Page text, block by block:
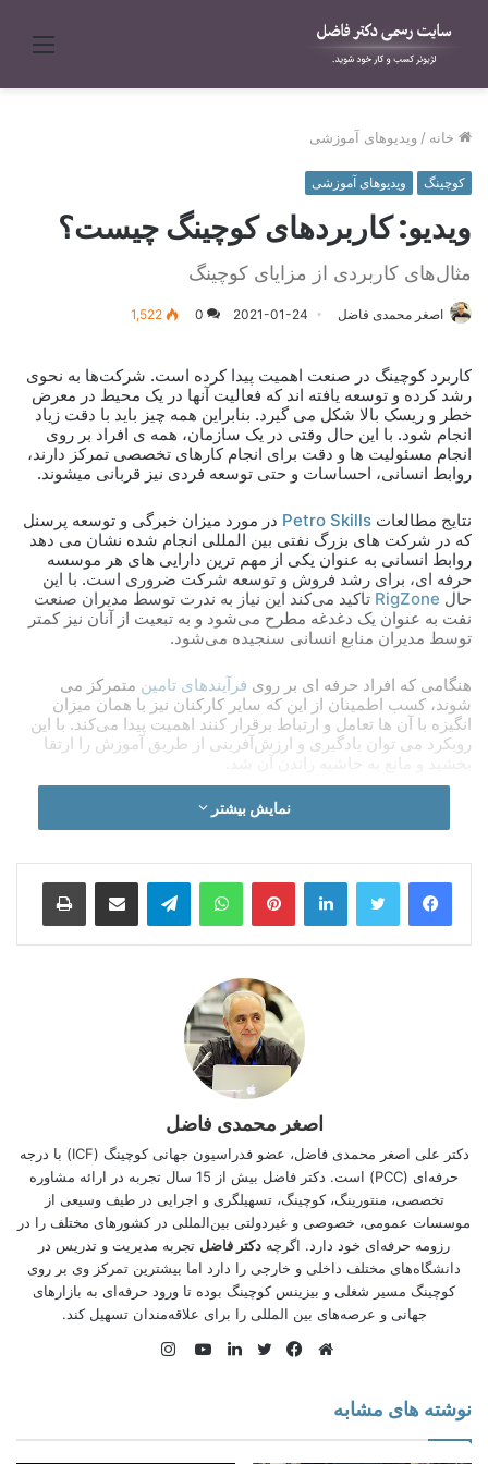
منو
خانه / ویدیوهای آموزشی
کوچینگ ویدیوهای آموزشی
ویدیو: کاربردهای کوچینگ چیست؟
مثال‌های کاربردی از مزایای کوچینگ
اصغر محمدی فاضل 2021-01-24
0
1,522
کاربرد کوچینگ در صنعت اهمیت پیدا کرده است. شرکت‌ها به نحوی
رشد کرده و توسعه یافته اند که فعالیت آنها در یک محیط در معرض
خطر و ریسک بالا شکل می گیرد. بنابراین همه چیز باید با دقت زیاد
انجام شود. با این حال وقتی در یک سازمان، همه ی افراد بر روی
انجام مسئولیت ها و دقت برای انجام کارهای تخصصی تمرکز دارند،
روابط انسانی، احساسات و حتی توسعه فردی نیز قربانی میشوند.
نتایج مطالعات Petro Skills در مورد میزان خبرگی و توسعه پرسنل
که در شرکت های بزرگ نفتی بین المللی انجام شده نشان می دهد
روابط انسانی به عنوان یکی از مهم ترین دارایی های هر موسسه
حرفه ای، برای رشد فروش و توسعه شرکت ضروری است. با این
حال RigZone تاکید می‌کند این نیاز به ندرت توسط مدیران صنعت
نفت به عنوان یک دغدغه مطرح می‌شود و به تبعیت از آنان نیز کمتر
توسط مدیران منابع انسانی سنجیده می‌شود.
هنگامی که افراد حرفه ای بر روی فرآیندهای تامین متمرکز می
شوند، کسب اطمینان از این که سایر کارکنان نیز با همان میزان
انگیزه با آن ها تعامل و ارتباط برقرار کنند اهمیت پیدا می‌کند. با این
رویکرد می توان یادگیری و ارزش‌آفرینی از طریق آموزش را ارتقا
بخشید و مانع به حاشیه راندن آن شد.
کوچینگ در حوزه صنعت کاربردهای متعددی دارد.
آنچه در این مقاله خواهید یافت:
سرمایه انسانی در صنعت
کوچینگ چیست؟
کوچینگ یا منتورینگ
فواید کوچینگ چیست؟
به کارگیری کوچینگ در صنعت
یک تجربه میدانی
نمایش بیشتر
لینکدین ‫پین‌ترستواتس آپ تلگرام اشتراک گذاری از طریق ایمیل چاپ
اصغر محمدی فاضل
دکتر علی اصغر محمدی فاضل، عضو فدراسیون جهانی کوچینگ (ICF) با درجه
حرفه‌ای (PCC) است. دکتر فاضل بیش از 15 سال تجربه در ارائه مشاوره
تخصصی، منتورینگ، کوچینگ، تسهیلگری و اجرایی در طیف وسیعی از
موسسات عمومی، خصوصی و غیردولتی بین‌المللی در کشورهای مختلف را در
رزومه حرفه‌ای خود دارد. اگرچه دکتر فاضل تجربه مدیریت و تدریس در
دانشگاه‌های مختلف داخلی و خارجی را دارد اما بیشترین تمركز وی بر روی
كوچینگ مسیر شغلی و بیزینس کوچینگ بوده تا ورود حرفه‌ای به بازارهای
جهانی و عرصه‌های بین المللی را برای علاقه‌‌مندان تسهیل کند.
نوشته های مشابه